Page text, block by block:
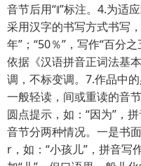
音节后用“∥”标注。4.为适
采用汉字的书写方式书写
年”；“50％”，写作“百分
依据《汉语拼音正词法基
调，不标变调。7.作品中
一般轻读，间或重读的音
圆点提示，如：“因为”，
音节分两种情况。一是书
r，如：“小孩儿”，拼音写